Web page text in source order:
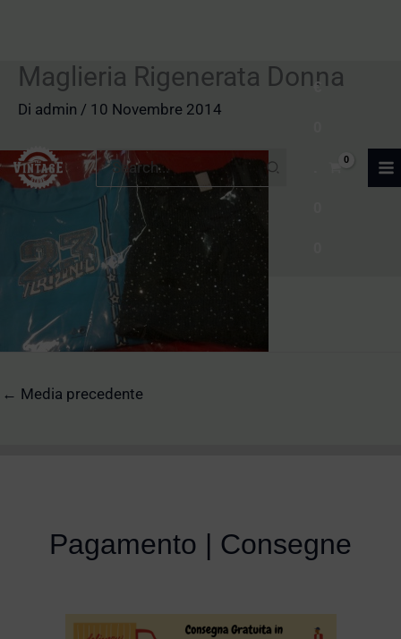
Ricerca
per:
€
Maglieria Rigenerata Donna
Di admin / 10 Novembre 2014
← Media precedente
Pagamento | Consegne